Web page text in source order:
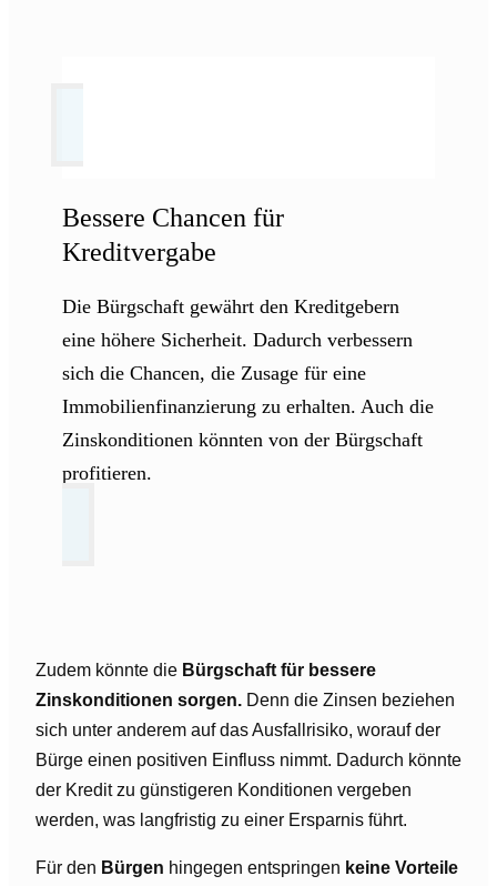
Bessere Chancen für
Kreditvergabe
Die Bürgschaft gewährt den Kreditgebern
eine höhere Sicherheit. Dadurch verbessern
sich die Chancen, die Zusage für eine
Immobilienfinanzierung zu erhalten. Auch die
Zinskonditionen könnten von der Bürgschaft
profitieren.
Zudem könnte die Bürgschaft für bessere
Zinskonditionen sorgen. Denn die Zinsen beziehen
sich unter anderem auf das Ausfallrisiko, worauf der
Bürge einen positiven Einfluss nimmt. Dadurch könnte
der Kredit zu günstigeren Konditionen vergeben
werden, was langfristig zu einer Ersparnis führt.
Für den Bürgen hingegen entspringen keine Vorteile